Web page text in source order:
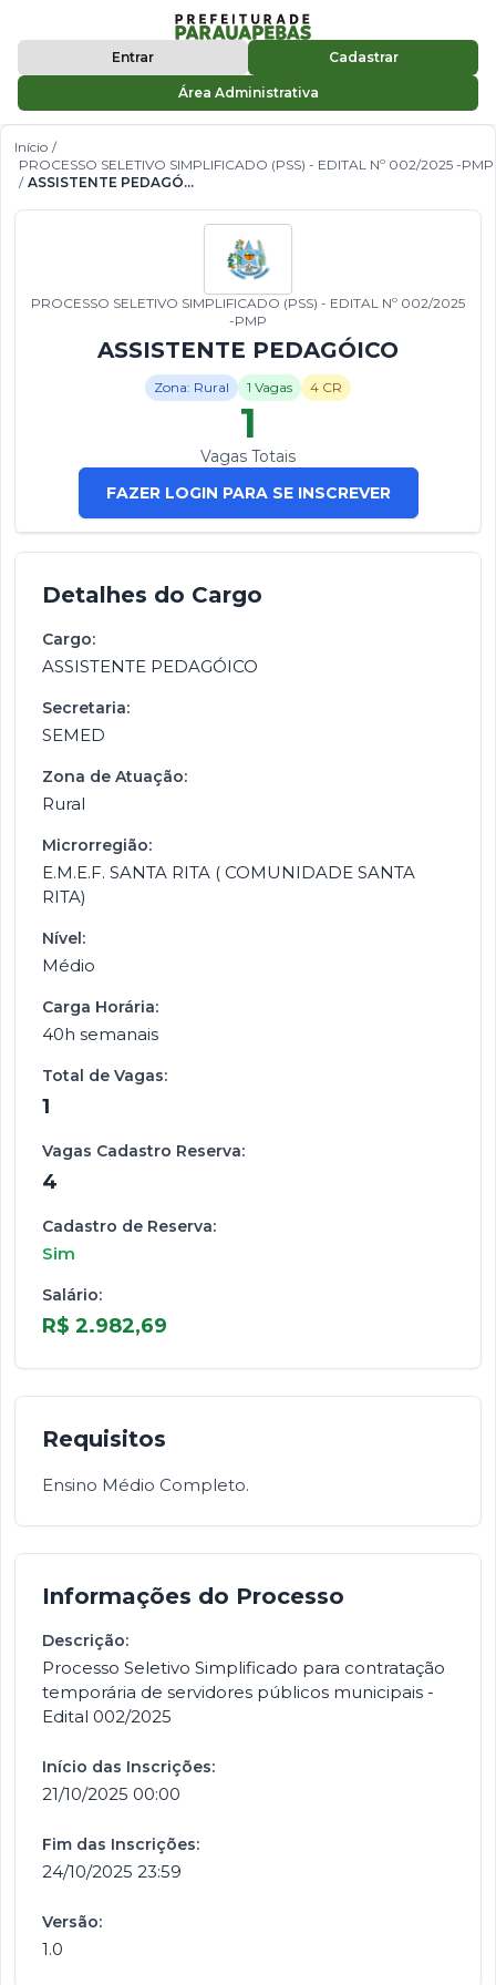
Entrar Cadastrar
Área Administrativa
Início /
PROCESSO SELETIVO SIMPLIFICADO (PSS) - EDITAL Nº 002/2025 -PMP
/
ASSISTENTE PEDAGÓICO
PROCESSO SELETIVO SIMPLIFICADO (PSS) - EDITAL Nº 002/2025
-PMP
ASSISTENTE PEDAGÓICO
Zona: Rural 1 Vagas 4 CR
1
Vagas Totais
FAZER LOGIN PARA SE INSCREVER
Detalhes do Cargo
Cargo:
ASSISTENTE PEDAGÓICO
Secretaria:
SEMED
Zona de Atuação:
Rural
Microrregião:
E.M.E.F. SANTA RITA ( COMUNIDADE SANTA
RITA)
Nível:
Médio
Carga Horária:
40h semanais
Total de Vagas:
1
Vagas Cadastro Reserva:
4
Cadastro de Reserva:
Sim
Salário:
R$ 2.982,69
Requisitos
Ensino Médio Completo.
Informações do Processo
Descrição:
Processo Seletivo Simplificado para contratação
temporária de servidores públicos municipais -
Edital 002/2025
Início das Inscrições:
21/10/2025 00:00
Fim das Inscrições:
24/10/2025 23:59
Versão:
1.0